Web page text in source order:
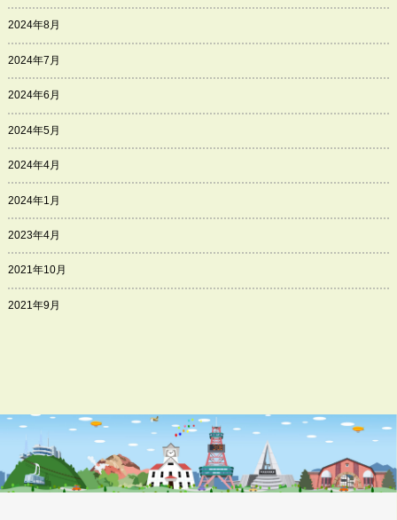
2024年8月
2024年7月
2024年6月
2024年5月
2024年4月
2024年1月
2023年4月
2021年10月
2021年9月